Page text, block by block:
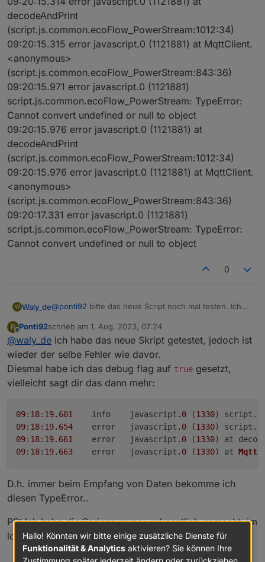
decodeAndPrint
(script.js.common.ecoFlow_PowerStream:1012:34)
09:20:15.315 error javascript.0 (1121881) at MqttClient.
<anonymous>
(script.js.common.ecoFlow_PowerStream:843:36)
09:20:15.971 error javascript.0 (1121881)
script.js.common.ecoFlow_PowerStream: TypeError:
Cannot convert undefined or null to object
09:20:15.976 error javascript.0 (1121881) at
decodeAndPrint
(script.js.common.ecoFlow_PowerStream:1012:34)
09:20:15.976 error javascript.0 (1121881) at MqttClient.
<anonymous>
(script.js.common.ecoFlow_PowerStream:843:36)
09:20:17.331 error javascript.0 (1121881)
script.js.common.ecoFlow_PowerStream: TypeError:
Cannot convert undefined or null to object
0
W Waly_de@ponti92 bitte das neue Script noch mal testen. Ich
Wenn da Einträge mit:
Ungültiger hexString: XXX
kommen, bitte schicken.
P
Offline
Ponti92schrieb am 1. Aug. 2023, 07:24
zuletzt editiert von
@waly_de Ich habe das neue Skript getestet, jedoch ist
wieder der selbe Fehler wie davor.
Diesmal habe ich das debug flag auf true gesetzt,
vielleicht sagt dir das dann mehr:
09: 18: 19.601
	info	javascript
.0 (1330) script.
09: 18: 19.654
	error	javascript
.0 (1330) script.
09: 18: 19.661
	error	javascript
.0 (1330) at
09: 18: 19.663
	error	javascript
.0 (1330) at
D.h. immer beim Empfang von Daten bekomme ich
diesen TypeError..
PS: Ich habe die Seriennummer unkenntlich gemacht, im
log ist die richtige Seriennummer schon vorhanden.
Hallo! Könnten wir bitte einige zusätzliche Dienste für
Funktionalität & Analytics aktivieren? Sie können Ihre